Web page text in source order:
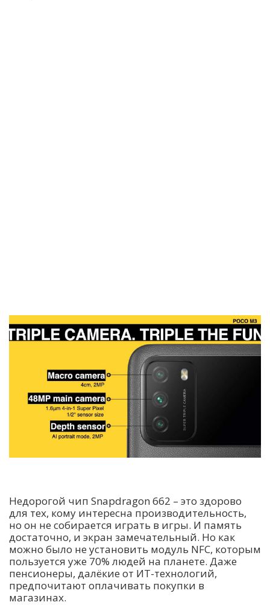
Недорогой чип Snapdragon 662 – это здорово
для тех, кому интересна производительность,
но он не собирается играть в игры. И память
достаточно, и экран замечательный. Но как
можно было не установить модуль NFC, которым
пользуется уже 70% людей на планете. Даже
пенсионеры, далёкие от ИТ-технологий,
предпочитают оплачивать покупки в
магазинах.